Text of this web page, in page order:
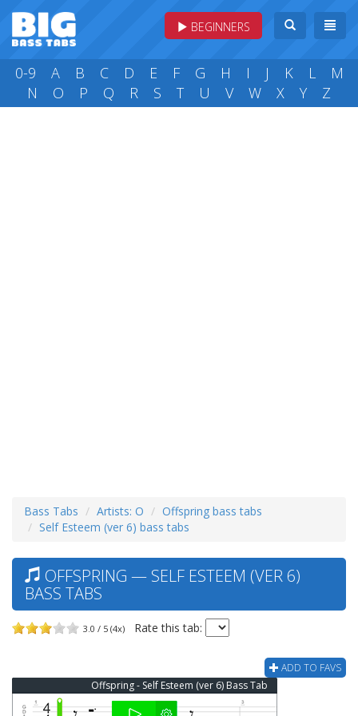
BEGINNERS
0-9 A B C D E F G H I J K L
M
N
O P Q R S T U V W X Y Z
Bass Tabs Artists: O
Offspring bass tabs
Self Esteem (ver 6) bass tabs
OFFSPRING — SELF ESTEEM (VER 6)
BASS TABS
3.0 / 5 (4x) Rate this tab:
ADD TO FAVS
Offspring - Self Esteem (ver 6) Bass Tab